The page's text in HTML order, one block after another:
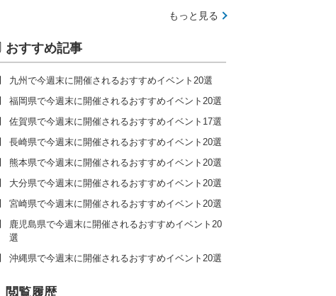
もっと見る
おすすめ記事
九州で今週末に開催されるおすすめイベント20選
福岡県で今週末に開催されるおすすめイベント20選
佐賀県で今週末に開催されるおすすめイベント17選
長崎県で今週末に開催されるおすすめイベント20選
熊本県で今週末に開催されるおすすめイベント20選
大分県で今週末に開催されるおすすめイベント20選
宮崎県で今週末に開催されるおすすめイベント20選
鹿児島県で今週末に開催されるおすすめイベント20
選
沖縄県で今週末に開催されるおすすめイベント20選
閲覧履歴